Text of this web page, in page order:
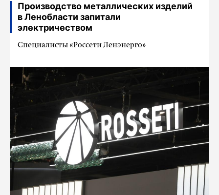
Производство металлических изделий
в Ленобласти запитали
электричеством
Специалисты «Россети Ленэнерго»